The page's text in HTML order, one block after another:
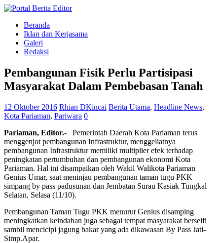
Beranda
Iklan dan Kerjasama
Galeri
Redaksi
Pembangunan Fisik Perlu Partisipasi
Masyarakat Dalam Pembebasan Tanah
12 Oktober 2016 Rhian DKincai Berita Utama, Headline News,
Kota Pariaman, Pariwara 0
Pariaman, Editor.-
Pemerintah Daerah Kota Pariaman terus
menggenjot pembangunan Infrastruktur, menggeliatnya
pembangunan Infrastruktur memiliki multiplier efek terhadap
peningkatan pertumbuhan dan pembangunan ekonomi Kota
Pariaman. Hal ini disampaikan oleh Wakil Walikota Pariaman
Genius Umar, saat meninjau pembangunan taman tugu PKK
simpang by pass padusunan dan Jembatan Surau Kasiak Tungkal
Selatan, Selasa (11/10).
Pembangunan Taman Tugu PKK menurut Genius disamping
meningkatkan keindahan juga sebagai tempat masyarakat berselfi
sambil mencicipi jagung bakar yang ada dikawasan By Pass Jati-
Simp.Apar.